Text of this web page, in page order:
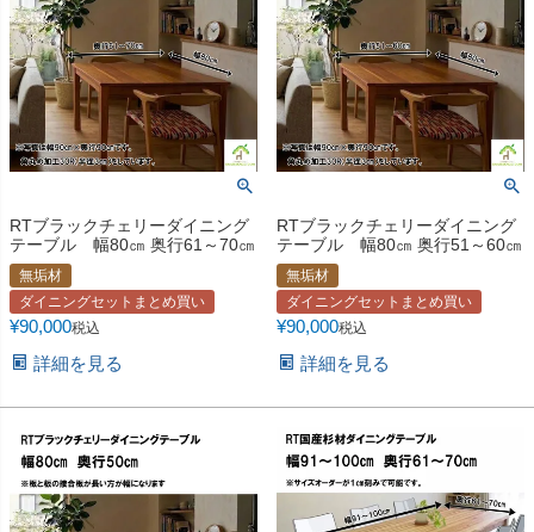
RTブラックチェリーダイニング
テーブル 幅80㎝ 奥行61～70㎝
無垢材
ダイニングセットまとめ買い
¥90,000税込
詳細を見る
RTブラックチェリーダイニング
テーブル 幅80㎝ 奥行51～60㎝
無垢材
ダイニングセットまとめ買い
¥90,000税込
詳細を見る